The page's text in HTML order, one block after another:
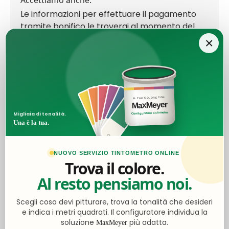
Le informazioni per effettuare il pagamento
tramite bonifico le troverai al momento del
Ottimo
4,5/5
2.062
recensioni
Le nostre recensioni a 4 e 5 stelle.
Clicca qui per leggerle tutte >
PrecedenteSuccessivo
×
IL TUO COLORE CON
MaxMeyer
Configuratore tintometro
Migliaia di tonalità.
Una è la tua.
NUOVO SERVIZIO TINTOMETRO ONLINE
Trova il colore.
Al resto pensiamo noi.
Scegli cosa devi pitturare, trova la tonalità che desideri
e indica i metri quadrati. Il configuratore individua la
soluzione MaxMeyer più adatta.